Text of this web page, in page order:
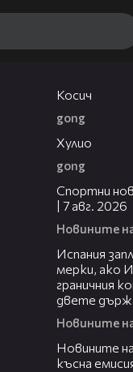
Косич
gong
Хулио
gong
Спортни
| 7 авг. 2026
Новините
Испания
мерки, ако
граничния
двете
Новините
Новините
късна